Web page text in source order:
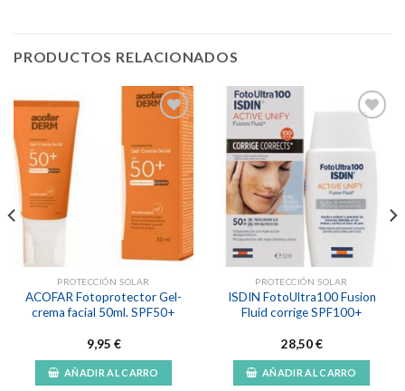
PRODUCTOS RELACIONADOS
Añadir
lista de
deseos
PROTECCIÓN SOLAR
ACOFAR Fotoprotector Gel-
crema facial 50ml. SPF50+
9,95 €
AÑADIR AL CARRO
Añadir
lista de
deseos
PROTECCIÓN SOLAR
ISDIN FotoUltra100 Fusion
Fluid corrige SPF100+
28,50€
AÑADIR AL CARRO